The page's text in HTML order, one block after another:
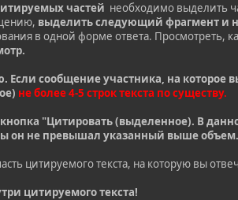
частей необходимо выделить
выделить следующий фрагмент и
в одной форме ответа. Просмотреть,
сообщение участника, на которое
не более 4-5 строк текста по существу.
"Цитировать (выделенное). В
он не превышал указанный выше объем.
цитируемого текста, на которую вы
цитируемого текста!